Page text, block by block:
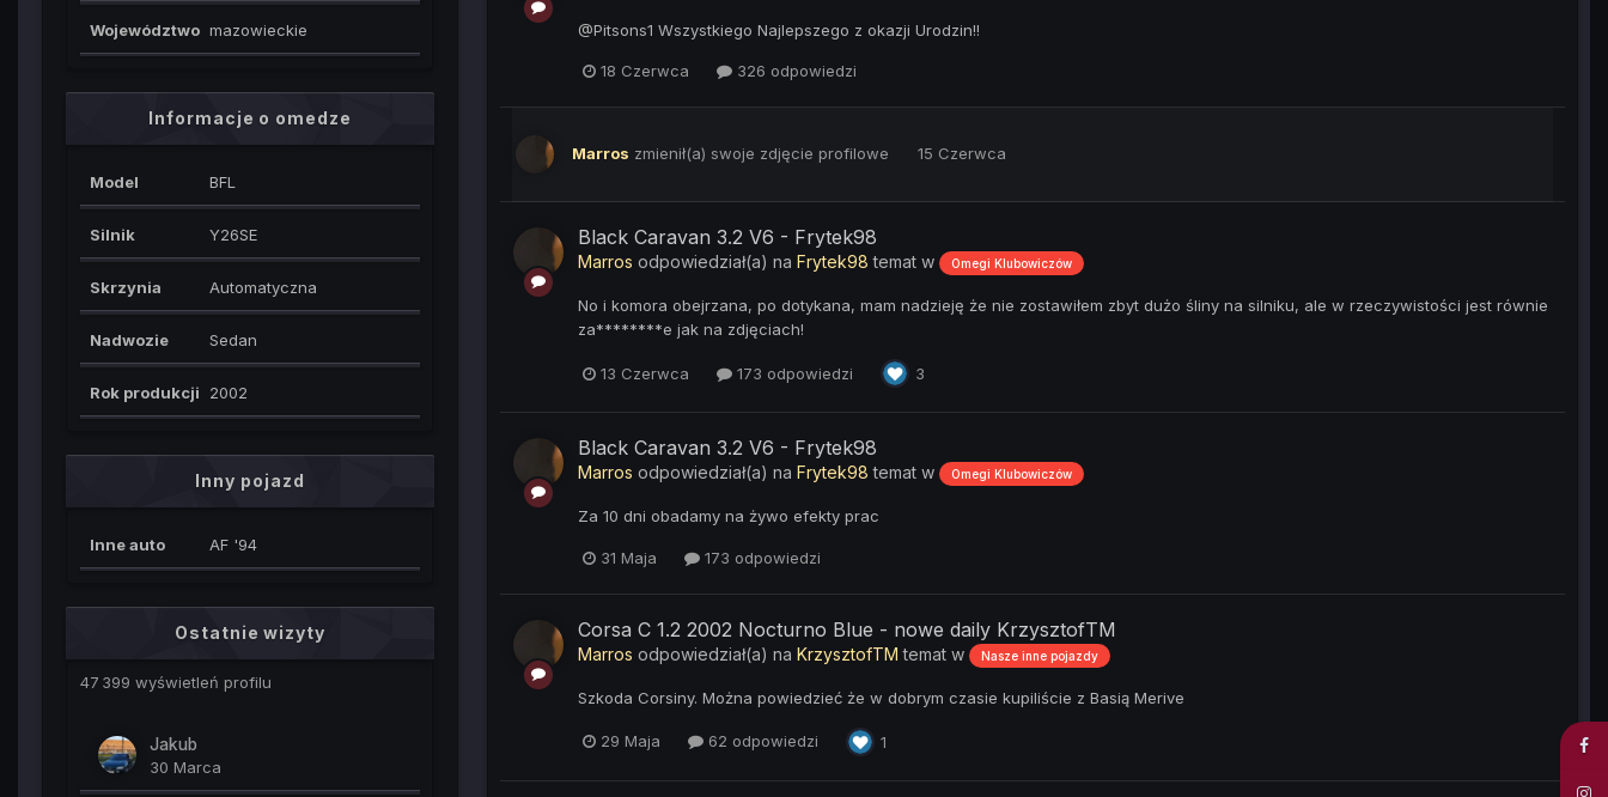
Województwo mazowieckie
Informacje o omedze
Model BFL
Silnik Y26SE
Skrzynia Automatyczna
Nadwozie Sedan
Rok produkcji 2002
Inny pojazd
Inne auto AF '94
Ostatnie wizyty
47 399 wyświetleń profilu
Jakub
30 Marca
@Pitsons1 Wszystkiego Najlepszego z okazji Urodzin!!
18 Czerwca 326 odpowiedzi
Marros zmienił(a) swoje zdjęcie profilowe 15 Czerwca
Black Caravan 3.2 V6 - Frytek98
Marros odpowiedział(a) na Frytek98 temat w Omegi Klubowiczów
No i komora obejrzana, po dotykana, mam nadzieję że nie zostawiłem zbyt dużo śliny na silniku, ale w rzeczywistości jest równie
za********e jak na zdjęciach!
13 Czerwca 173 odpowiedzi 3
Black Caravan 3.2 V6 - Frytek98
Marros odpowiedział(a) na Frytek98 temat w Omegi Klubowiczów
Za 10 dni obadamy na żywo efekty prac
31 Maja 173 odpowiedzi
Corsa C 1.2 2002 Nocturno Blue - nowe daily KrzysztofTM
Marros odpowiedział(a) na KrzysztofTM temat w Nasze inne pojazdy
Szkoda Corsiny. Można powiedzieć że w dobrym czasie kupiliście z Basią Merive
29 Maja 62 odpowiedzi 1